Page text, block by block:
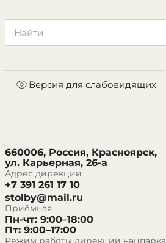
Версия для слабовидящих
660006, Россия, Красноярск,
ул. Карьерная, 26-а
Адрес дирекции
+7 391 261 17 10
stolby@mail.ru
Приёмная
Пн-чт: 9:00–18:00
Пт: 9:00–17:00
Режим работы дирекции нацпарка